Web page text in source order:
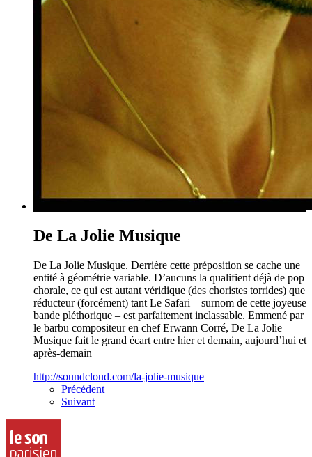
De La Jolie Musique
De La Jolie Musique. Derrière cette préposition se cache une
entité à géométrie variable. D’aucuns la qualifient déjà de pop
chorale, ce qui est autant véridique (des choristes torrides) que
réducteur (forcément) tant Le Safari – surnom de cette joyeuse
bande pléthorique – est parfaitement inclassable. Emmené par
le barbu compositeur en chef Erwann Corré, De La Jolie
Musique fait le grand écart entre hier et demain, aujourd’hui et
après-demain
http://soundcloud.com/la-jolie-musique
Précédent
Suivant